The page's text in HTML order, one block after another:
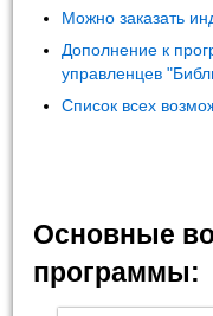
Можно заказать
Дополнение к
управленцев
Список всех
Основные
программы: